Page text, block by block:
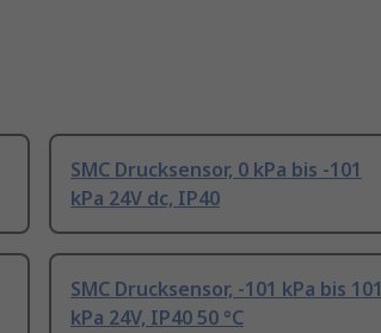
SMC Drucksensor, 0 kPa bis -101
kPa 24V dc, IP40
SMC Drucksensor, -101 kPa bis 101
kPa 24V, IP40 50 °C